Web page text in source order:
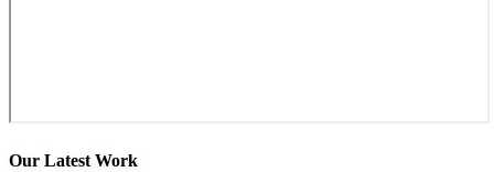
Our Latest Work